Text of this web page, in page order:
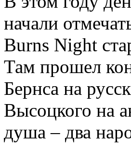
начали
Burns Night
Там прошел
Бернса на
Высоцкого на
душа – два